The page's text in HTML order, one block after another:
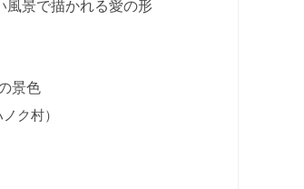
風景で描かれる愛の形
景色
ク村）